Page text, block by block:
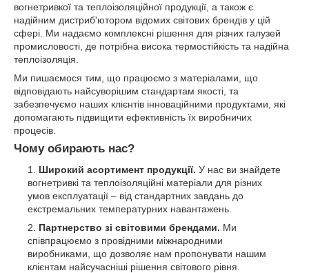
вогнетривкої та теплоізоляційної продукції, а також є
надійним дистриб'ютором відомих світових брендів у цій
сфері. Ми надаємо комплексні рішення для різних галузей
промисловості, де потрібна висока термостійкість та надійна
теплоізоляція.
Ми пишаємося тим, що працюємо з матеріалами, що
відповідають найсуворішим стандартам якості, та
забезпечуємо наших клієнтів інноваційними продуктами, які
допомагають підвищити ефективність їх виробничих
процесів.
Чому обирають нас?
Широкий асортимент продукції. У нас ви знайдете
вогнетривкі та теплоізоляційні матеріали для різних
умов експлуатації – від стандартних завдань до
екстремальних температурних навантажень.
Партнерство зі світовими брендами. Ми
співпрацюємо з провідними міжнародними
виробниками, що дозволяє нам пропонувати нашим
клієнтам найсучасніші рішення світового рівня.